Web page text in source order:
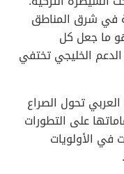
في شرق المناطق
ما جعل كل
الخليجي تختفي
تحول الصراع
على التطورات
في الأولويات